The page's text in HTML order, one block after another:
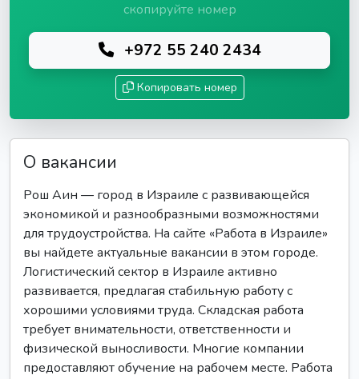
скопируйте номер
+972 55 240 2434
Копировать номер
О вакансии
Рош Аин — город в Израиле с развивающейся
экономикой и разнообразными возможностями
для трудоустройства. На сайте «Работа в Израиле»
вы найдете актуальные вакансии в этом городе.
Логистический сектор в Израиле активно
развивается, предлагая стабильную работу с
хорошими условиями труда. Складская работа
требует внимательности, ответственности и
физической выносливости. Многие компании
предоставляют обучение на рабочем месте. Работа